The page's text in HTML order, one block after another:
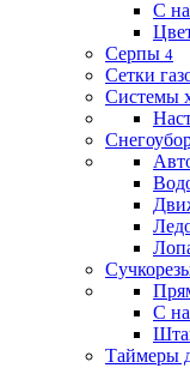
С
Серпы 4
Сетки
Системы
С
Таймеры